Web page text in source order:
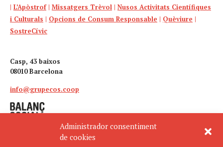
Administrador consentiment
de cookies
| L’Apòstrof| Missatgers Trèvol | Nusos Activitats Científiques
i Culturals | Opcions de Consum Responsable | Quèviure |
SostreCívic
Casp, 43 baixos
08010 Barcelona
info@grupecos.coop